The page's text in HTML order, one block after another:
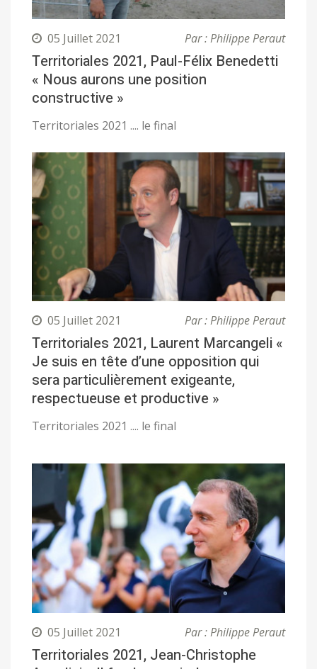
05 Juillet 2021 Par : Philippe Peraut
Territoriales 2021, Paul-Félix Benedetti
« Nous aurons une position
constructive »
Territoriales 2021 .... le final
05 Juillet 2021 Par : Philippe Peraut
Territoriales 2021, Laurent Marcangeli «
Je suis en tête d’une opposition qui
sera particulièrement exigeante,
respectueuse et productive »
Territoriales 2021 .... le final
05 Juillet 2021 Par : Philippe Peraut
Territoriales 2021, Jean-Christophe